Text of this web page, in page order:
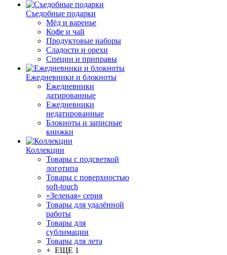
Съедобные подарки
Мёд и варенье
Кофе и чай
Продуктовые наборы
Сладости и орехи
Специи и приправы
Ежедневники и блокноты
Ежедневники
датированные
Ежедневники
недатированные
Блокноты и записные
книжки
Коллекции
Товары с подсветкой
логотипа
Товары с поверхностью
soft-touch
«Зеленая» серия
Товары для удалённой
работы
Товары для
сублимации
Товары для лета
+ ЕЩЕ 1